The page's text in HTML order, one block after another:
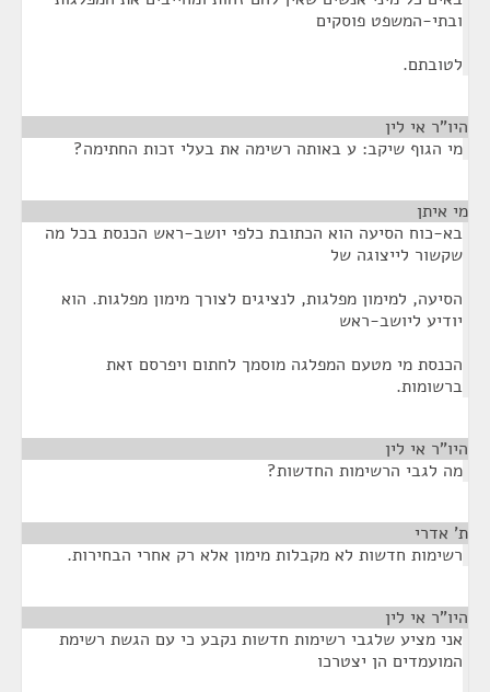
ובתי-המשפט פוסקים
לטובתם.
היו"ר אי לין
מי הגוף שיקב: ע באותה רשימה את בעלי זכות החתימה?
מי איתן
בא-כוח הסיעה הוא הכתובת כלפי יושב-ראש הכנסת בכל מה
שקשור לייצוגה של
הסיעה, למימון מפלגות, לנציגים לצורך מימון מפלגות. הוא
יודיע ליושב-ראש
הכנסת מי מטעם המפלגה מוסמך לחתום ויפרסם זאת
ברשומות.
היו"ר אי לין
מה לגבי הרשימות החדשות?
ת' אדרי
רשימות חדשות לא מקבלות מימון אלא רק אחרי הבחירות.
היו"ר אי לין
אני מציע שלגבי רשימות חדשות נקבע כי עם הגשת רשימת
המועמדים הן יצטרכו